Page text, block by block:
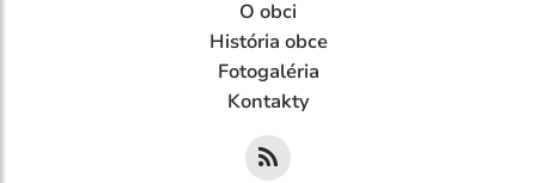
O obci
História obce
Fotogaléria
Kontakty